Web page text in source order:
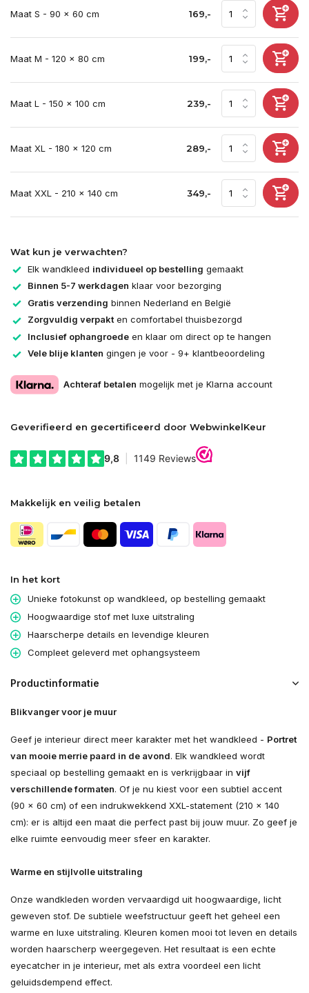
Maat S - 90 x 60 cm 169,-
Maat M - 120 x 80 cm 199,-
Maat L - 150 x 100 cm 239,-
Maat XL - 180 x 120 cm 289,-
Maat XXL - 210 x 140 cm 349,-
Wat kun je verwachten?
Elk wandkleed individueel op bestelling gemaakt
Binnen 5-7 werkdagen klaar voor bezorging
Gratis verzending binnen Nederland en België
Zorgvuldig verpakten comfortabel thuisbezorgd
Inclusief ophangroede en klaar om direct op te hangen
Vele blije klanten gingen je voor - 9+ klantbeoordeling
Achteraf betalen mogelijk met je Klarna account
Geverifieerd en gecertificeerd door WebwinkelKeur
Makkelijk en veilig betalen
In het kort
Unieke fotokunst op wandkleed, op bestelling gemaakt
Hoogwaardige stof met luxe uitstraling
Haarscherpe details en levendige kleuren
Compleet geleverd met ophangsysteem
Productinformatie
Blikvanger voor je muur
Geef je interieur direct meer karakter met het wandkleed - Portret
van mooie merrie paard in de avond. Elk wandkleed wordt
speciaal op bestelling gemaakt en is verkrijgbaar in vijf
verschillende formaten. Of je nu kiest voor een subtiel accent
(90 × 60 cm) of een indrukwekkend XXL-statement (210 × 140
cm): er is altijd een maat die perfect past bij jouw muur. Zo geef je
elke ruimte eenvoudig meer sfeer en karakter.
Warme en stijlvolle uitstraling
Onze wandkleden worden vervaardigd uit hoogwaardige, licht
geweven stof. De subtiele weefstructuur geeft het geheel een
warme en luxe uitstraling. Kleuren komen mooi tot leven en details
worden haarscherp weergegeven. Het resultaat is een echte
eyecatcher in je interieur, met als extra voordeel een licht
geluidsdempend effect.